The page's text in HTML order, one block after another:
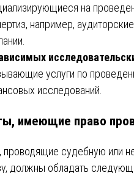
на
например,
услуги по
исследований.
имеющие право
проводящие судебную или
должны обладать